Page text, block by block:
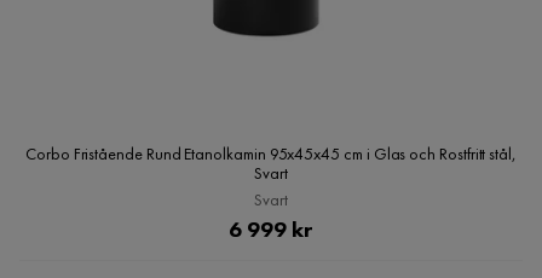
Corbo Fristående Rund Etanolkamin 95x45x45 cm i Glas och Rostfritt stål,
Svart
Svart
Pris
6 999 kr